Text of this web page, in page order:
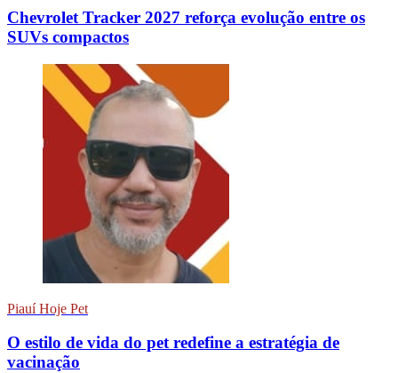
Chevrolet Tracker 2027 reforça evolução entre os
SUVs compactos
Piauí Hoje Pet
O estilo de vida do pet redefine a estratégia de
vacinação